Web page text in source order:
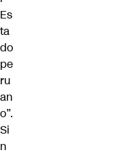
Es
ta
do
pe
ru
an
o”.
Si
n